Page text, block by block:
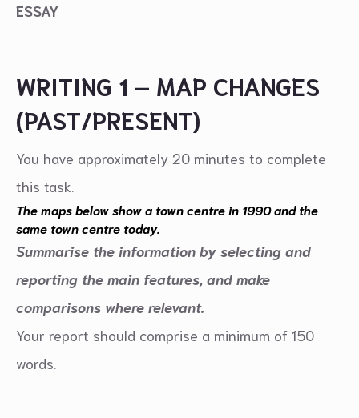
ESSAY
WRITING 1 – MAP CHANGES
(PAST/PRESENT)
You have approximately 20 minutes to complete
this task.
The maps below show a town centre in 1990 and the
same town centre today.
Summarise the information by selecting and
reporting the main features, and make
comparisons where relevant.
Your report should comprise a minimum of 150
words.